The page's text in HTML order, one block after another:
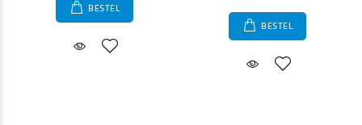
BESTEL
BESTEL